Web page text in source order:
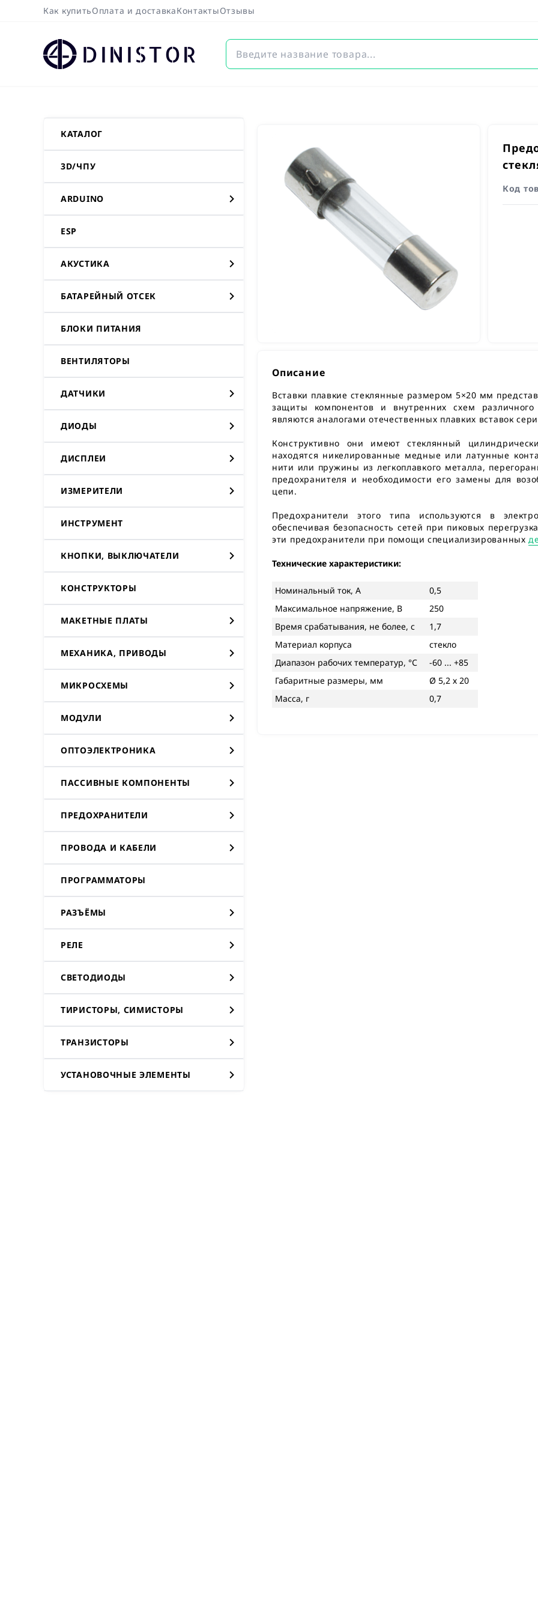
Как купитьОплата и доставкаКонтактыОтзывы
DINISTOR
КАТАЛОГ
3D/ЧПУ
ARDUINO
ESP
АКУСТИКА
БАТАРЕЙНЫЙ ОТСЕК
БЛОКИ ПИТАНИЯ
ВЕНТИЛЯТОРЫ
ДАТЧИКИ
ДИОДЫ
ДИСПЛЕИ
ИЗМЕРИТЕЛИ
ИНСТРУМЕНТ
КНОПКИ, ВЫКЛЮЧАТЕЛИ
КОНСТРУКТОРЫ
МАКЕТНЫЕ ПЛАТЫ
МЕХАНИКА, ПРИВОДЫ
МИКРОСХЕМЫ
МОДУЛИ
ОПТОЭЛЕКТРОНИКА
ПАССИВНЫЕ КОМПОНЕНТЫ
ПРЕДОХРАНИТЕЛИ
ПРОВОДА И КАБЕЛИ
ПРОГРАММАТОРЫ
РАЗЪЁМЫ
РЕЛЕ
СВЕТОДИОДЫ
ТИРИСТОРЫ, СИМИСТОРЫ
ТРАНЗИСТОРЫ
УСТАНОВОЧНЫЕ ЭЛЕМЕНТЫ
Код
Описание
Вставки плавкие стеклянные размером 5×20 мм
защиты компонентов и внутренних схем различного
являются аналогами отечественных плавких вставок
Конструктивно они имеют стеклянный
находятся никелированные медные или латунные
нити или пружины из легкоплавкого металла,
предохранителя и необходимости его замены для
цепи.
Предохранители этого типа используются в
обеспечивая безопасность сетей при пиковых
эти предохранители при помощи специализированных
Технические характеристики:
Номинальный ток, А
0,5
Максимальное напряжение, В
250
Время срабатывания, не более, с
1,7
Материал корпуса
стекло
Диапазон рабочих температур, °С
-60 ... +85
Габаритные размеры, мм
Ø 5,2 х 20
Масса, г
0,7